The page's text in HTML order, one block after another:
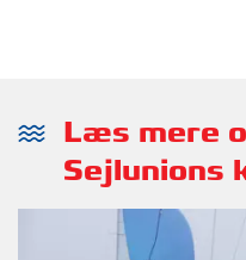
Læs mere
Sejlunions